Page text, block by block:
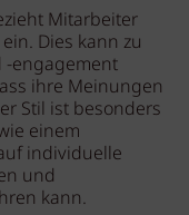
Mitarbeiter
Dies kann zu
engagement
ihre Meinungen
Stil ist besonders
einem
individuelle
und
kann.